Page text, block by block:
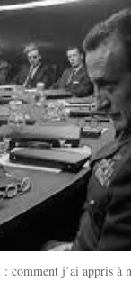
comment j’ai appris à